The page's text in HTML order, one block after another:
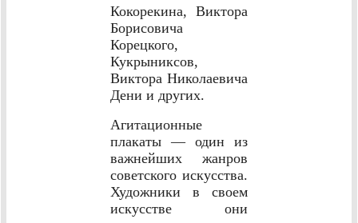
Кокорекина, Виктора
Борисовича
Корецкого,
Кукрыниксов,
Виктора Николаевича
Дени и других.
Агитационные
плакаты — один из
важнейших жанров
советского искусства.
Художники в своем
искусстве они